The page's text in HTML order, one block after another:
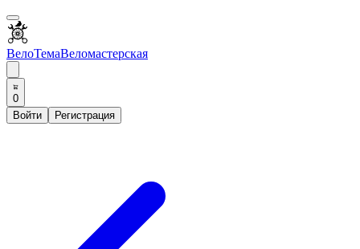
ВелоТемаВеломастерская
0
Войти
Регистрация